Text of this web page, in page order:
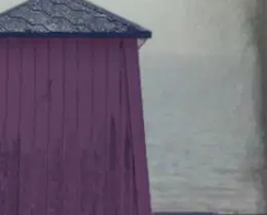
Kristiina Elon elämä
ja perhe-elämän viitoittamalla
Krisseä kuormittaa
ohella onnettomuus lähipiirissä.
palaa töihin sairauslomalta ja
työpäivinä tulisi eteen vaikeita
rannalta löytyy surmattu
Haastava rikostutkinta kysyy voimia
talo palaa, ja Krissen mies Aksu
seurauksin. Poliisit joutuvat
pitkienkin aikojen takaa, mutta